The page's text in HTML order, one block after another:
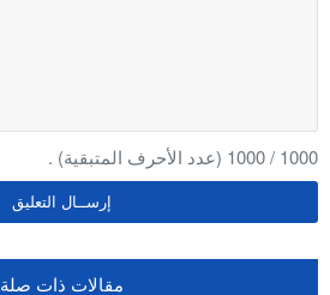
1000
/
1000 (عدد الأحرف المتبقية) .
مقالات ذات صلة